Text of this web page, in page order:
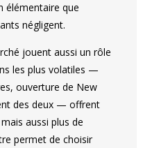
élémentaire que
négligent.
jouent aussi un rôle
les plus volatiles —
ouverture de New
des deux — offrent
aussi plus de
permet de choisir